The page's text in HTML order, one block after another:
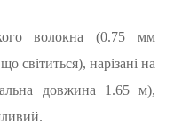
волокна (0.75 мм
світиться), нарізані на
довжина 1.65 м),